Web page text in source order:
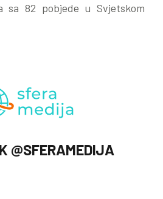
sa 82 pobjede u Svjetskom
@SFERAMEDIJA